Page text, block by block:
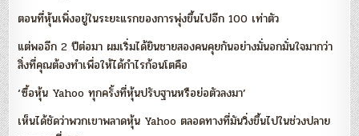
ตอนที่หุ้นเพิ่งอยู่ในระยะแรกของการพุ่งขึ้นไปอีก 100 เท่าตัว
แต่พออีก 2 ปีต่อมา ผมเริ่มได้ยินชายสองคนคุยกันอย่างมั่นอกมั่นใจมากว่า
สิ่งที่คุณต้องทำเพื่อให้ได้กำไรก้อนโตคือ
‘ซื้อหุ้น Yahoo ทุกครั้งที่หุ้นปรับฐานหรือย่อตัวลงมา’
เห็นได้ชัดว่าพวกเขาพลาดหุ้น Yahoo ตลอดทางที่มันวิ่งขึ้นไปในช่วงปลาย